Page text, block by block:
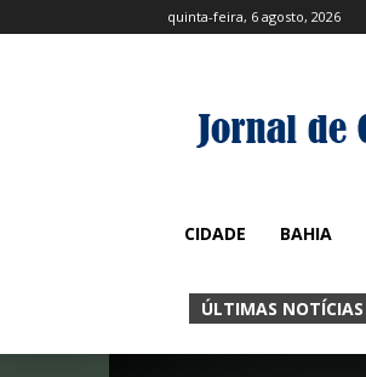
quinta-feira, 6 agosto, 2026
CIDADE BAHIA
ÚLTIMAS NOTÍCIAS